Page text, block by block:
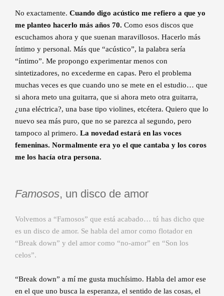
No exactamente. Cuando digo acústico me refiero a que yo
me planteo hacerlo más años 70. Como esos discos que
escuchamos ahora y que suenan maravillosos. Hacerlo más
íntimo y personal. Más que “acústico”, la palabra sería
“íntimo”. Me propongo experimentar menos con
sintetizadores, no excederme en capas. Pero el problema
muchas veces es que cuando uno se mete en el estudio… que
si ahora meto una guitarra, que si ahora meto otra guitarra,
¿una eléctrica?, una base tipo violines, etcétera. Quiero que lo
nuevo sea más puro, que no se parezca al segundo, pero
tampoco al primero. La novedad estará en las voces
femeninas. Normalmente era yo el que cantaba y los coros
me los hacía otra persona.
Famosos, un disco de amor
Volvemos a “Famosos” que está acabado… tú has dicho que
es un disco de amor. Se habla del amor como flotador en
“Break down” y del amor como “no-amor” en “Son los
celos”.
“Break down” a mí me gusta muchísimo. Habla del amor ese
en el que uno busca la esperanza, el sentido de las cosas, el